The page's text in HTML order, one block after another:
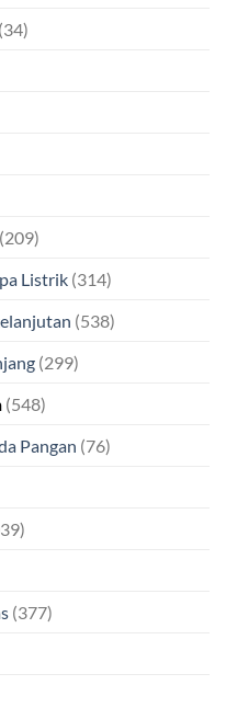
(34)
(209)
Listrik (314)
(538)
(299)
(548)
Pangan (76)
(377)